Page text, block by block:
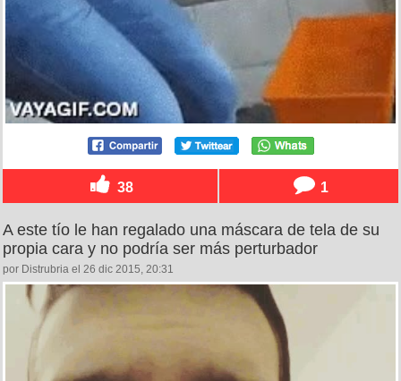
38 1
A este tío le han regalado una máscara de tela de su
propia cara y no podría ser más perturbador
por Distrubria el 26 dic 2015, 20:31